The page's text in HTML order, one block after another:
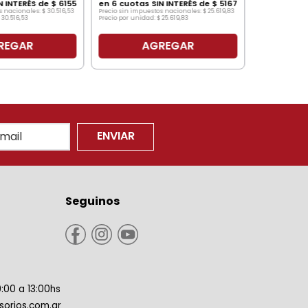
de $ 6155
nacionales:$ 30.516,53
30.516,53
en 6 cuotas SIN INTERÉS de $ 5167
Precio sin impuestos nacionales:$25.619,83
Precio por unidad:$25.619,83
AGREGAR
ENVIAR
a 13:00hs
Seguinos